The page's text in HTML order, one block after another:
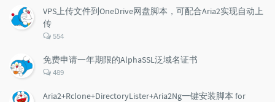
数：
VPS上传文件到OneDrive网盘脚本，可配合Aria2实现自动上
传
评
数：
554
免费申请一年期限的AlphaSSL泛域名证书
评
数：
489
Aria2+Rclone+DirectoryLister+Aria2Ng一键安装脚本 for